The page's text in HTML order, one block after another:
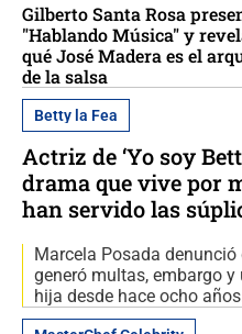
Gilberto Santa Rosa
"Hablando Música" y
qué José Madera es el
de la salsa
Betty la Fea
Actriz de ‘Yo soy
drama que vive por
han servido las
Marcela Posada
generó multas, embargo
hija desde hace ocho